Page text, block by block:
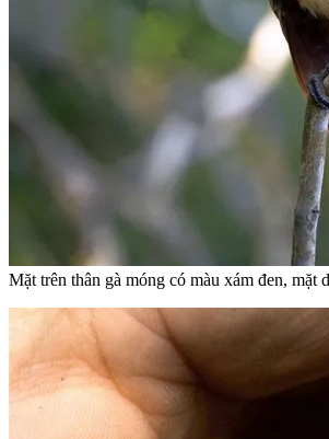
Mặt trên thân gà móng có màu xám đen, mặt